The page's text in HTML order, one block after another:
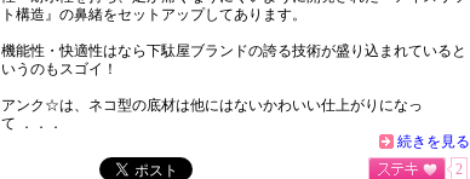
ト構造』の鼻緒をセットアップしてあります。
機能性・快適性はなら下駄屋ブランドの誇る技術が盛り込まれていると
いうのもスゴイ！
アンク☆は、ネコ型の底材は他にはないかわいい仕上がりになっ
て ．．．
続きを見る
2